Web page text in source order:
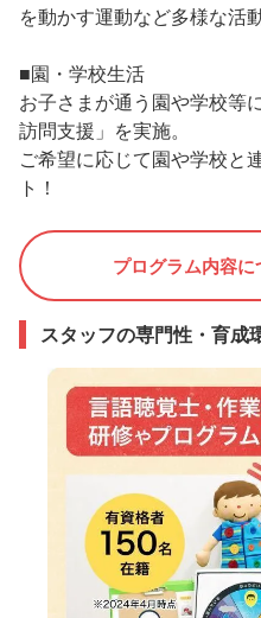
を動かす運動など多様な活
■園・学校生活
お子さまが通う園や学校等
訪問支援」を実施。
ご希望に応じて園や学校と
ト！
プログラム内容
スタッフの専門性・育成